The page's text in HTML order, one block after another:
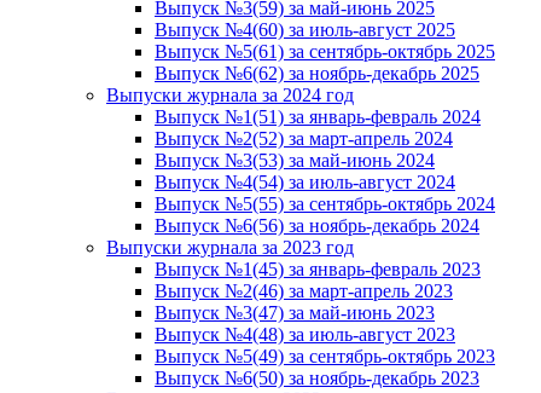
Выпуск №3(59) за май-июнь 2025
Выпуск №4(60) за июль-август 2025
Выпуск №5(61) за сентябрь-октябрь 2025
Выпуск №6(62) за ноябрь-декабрь 2025
Выпуски журнала за 2024 год
Выпуск №1(51) за январь-февраль 2024
Выпуск №2(52) за март-апрель 2024
Выпуск №3(53) за май-июнь 2024
Выпуск №4(54) за июль-август 2024
Выпуск №5(55) за сентябрь-октябрь 2024
Выпуск №6(56) за ноябрь-декабрь 2024
Выпуски журнала за 2023 год
Выпуск №1(45) за январь-февраль 2023
Выпуск №2(46) за март-апрель 2023
Выпуск №3(47) за май-июнь 2023
Выпуск №4(48) за июль-август 2023
Выпуск №5(49) за сентябрь-октябрь 2023
Выпуск №6(50) за ноябрь-декабрь 2023